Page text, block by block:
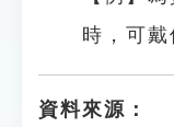
時，可戴
資料來源：